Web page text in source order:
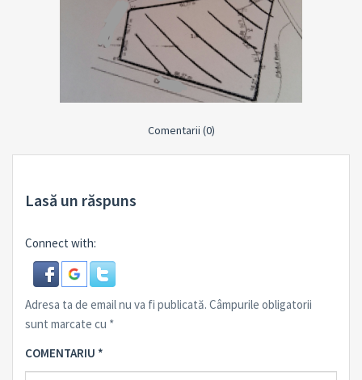
LOGARE
Comentarii (0)
Lasă un răspuns
Connect with:
Adresa ta de email nu va fi publicată. Câmpurile obligatorii
sunt marcate cu *
COMENTARIU *